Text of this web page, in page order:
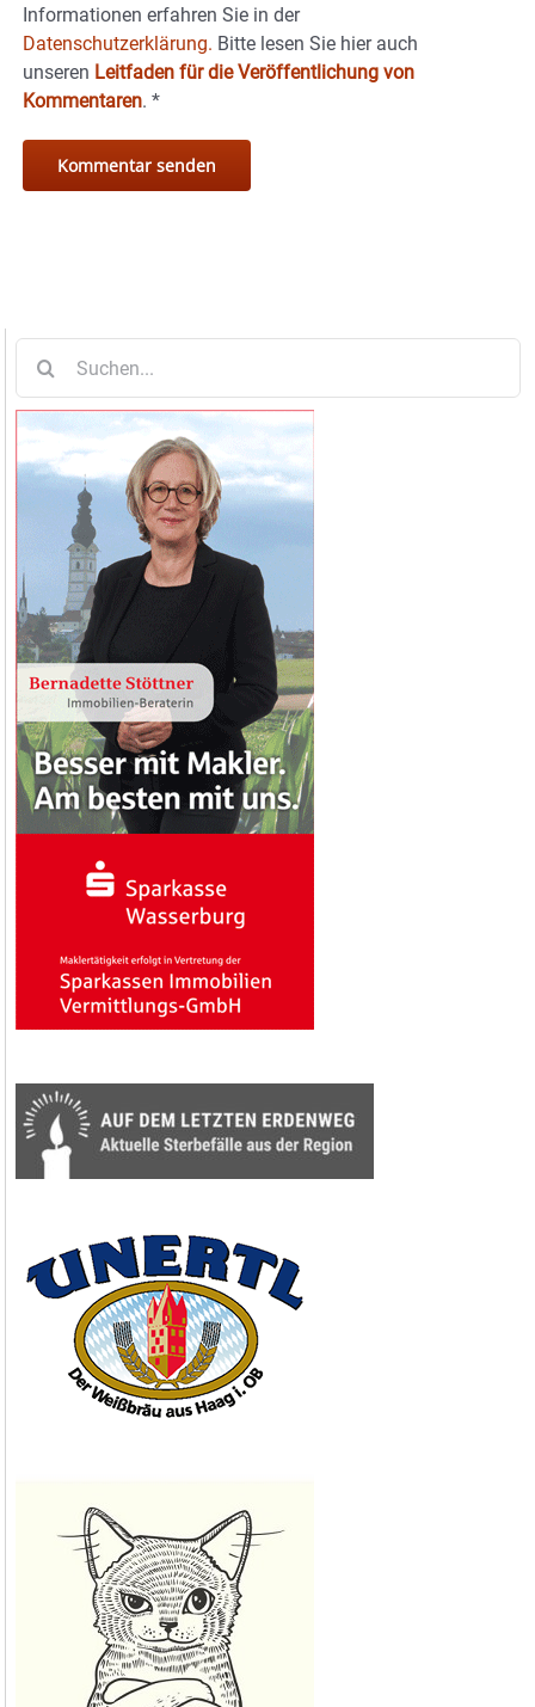
Informationen erfahren Sie in der
Datenschutzerklärung. Bitte lesen Sie hier auch
unseren Leitfaden für die Veröffentlichung von
Kommentaren. *
nach: